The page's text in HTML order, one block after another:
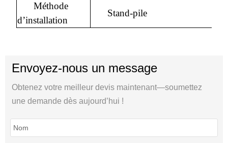
Méthode
d’installation
Stand-pile
Envoyez-nous un message
Obtenez votre meilleur devis maintenant—soumettez
une demande dès aujourd’hui !